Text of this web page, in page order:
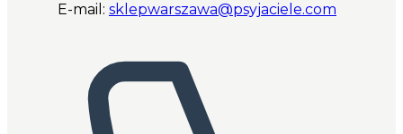
E-mail: sklepwarszawa@psyjaciele.com